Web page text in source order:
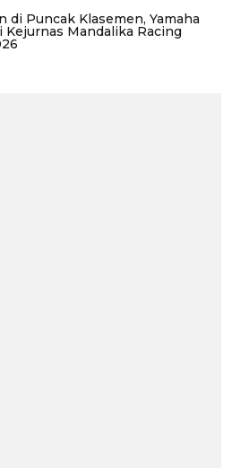
di Puncak Klasemen, Yamaha
Kejurnas Mandalika Racing